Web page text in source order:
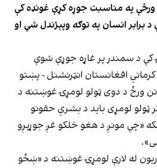
ورځې په مناسبت جوړه کړې غونډه کې
انسان په توګه وپېژندل شي او
کې د سمندر پر غاړه جوړې شوې
افغانستان انټرنشنل - پښتو
ورځ د دوی ټولو لومړۍ غوښتنه د
لومړی باید د بشري حقونو
«چې مونږ د هغو خلکو غږ جوړېږو
له لارې لومړۍ غوښتنه د «ښځو